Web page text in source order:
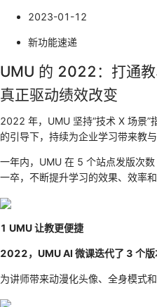
2023-01-12
新功能速递
UMU 的 2022：打通
真正驱动绩效改变
2022 年，UMU 坚持“技术 X 场景”
的引导下，持续为企业学习带来教与
一年内，UMU 在 5 个站点发版次
一卒，不断提升学习的效果、效率和
1 UMU 让教更便捷
2022，UMU AI 微课迭代了 3 个版
为讲师带来动漫化头像、全身模式